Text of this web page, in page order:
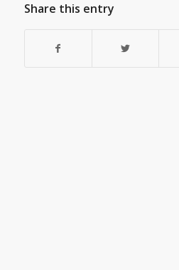
Share this entry